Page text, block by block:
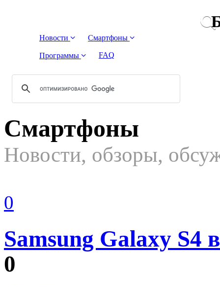
Новости Смартфоны
Программы FAQ
Смартфоны
Новости, обзоры,
0
Samsung Galaxy S4
0